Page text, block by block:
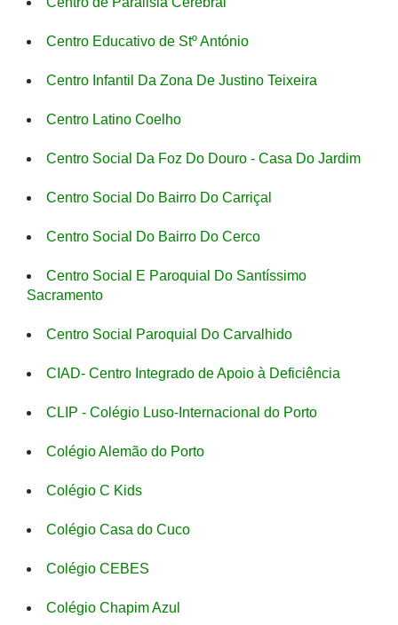
Centro Educativo de Stº António
Centro Infantil Da Zona De Justino Teixeira
Centro Latino Coelho
Centro Social Da Foz Do Douro - Casa Do Jardim
Centro Social Do Bairro Do Carriçal
Centro Social Do Bairro Do Cerco
Centro Social E Paroquial Do Santíssimo
Sacramento
Centro Social Paroquial Do Carvalhido
CIAD- Centro Integrado de Apoio à Deficiência
CLIP - Colégio Luso-Internacional do Porto
Colégio Alemão do Porto
Colégio C Kids
Colégio Casa do Cuco
Colégio CEBES
Colégio Chapim Azul